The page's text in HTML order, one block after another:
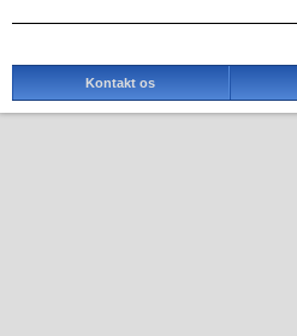
Kontakt os